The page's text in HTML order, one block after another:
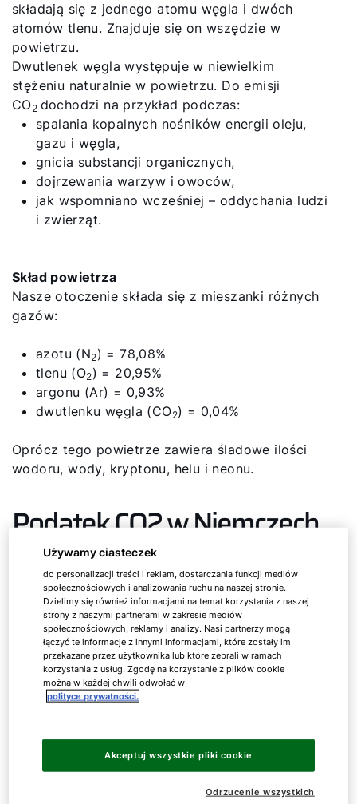
składają się z jednego atomu węgla i dwóch
atomów tlenu. Znajduje się on wszędzie w
powietrzu.
Dwutlenek węgla występuje w niewielkim
stężeniu naturalnie w powietrzu. Do emisji
CO2 dochodzi na przykład podczas:
spalania kopalnych nośników energii oleju,
gazu i węgla,
gnicia substancji organicznych,
dojrzewania warzyw i owoców,
jak wspomniano wcześniej – oddychania ludzi
i zwierząt.
Skład powietrza
Nasze otoczenie składa się z mieszanki różnych
gazów:
azotu (N2) = 78,08%
tlenu (O2) = 20,95%
argonu (Ar) = 0,93%
dwutlenku węgla (CO2) = 0,04%
Oprócz tego powietrze zawiera śladowe ilości
wodoru, wody, kryptonu, helu i neonu.
Podatek CO2 w Niemczech,
a sytuacja w Polsce
Co to oznacza dla użytkowników?
Zastanawiasz się, na czym polega podatek od
emisji CO2, który obowiązuje w Niemczech od
stycznia 2021? Jest to środek mający na celu
znaczne zmniejszenie emisji CO
Podatek jest płacony przez podmioty zajmujące
się obrotem surowcami. Konsumenci ponoszą
poprzez ceny oleju
Używamy ciasteczek
do personalizacji treści i reklam, dostarczania funkcji mediów
społecznościowych i analizowania ruchu na naszej stronie.
Dzielimy się również informacjami na temat korzystania z naszej
strony z naszymi partnerami w zakresie mediów
społecznościowych, reklamy i analizy. Nasi partnerzy mogą
łączyć te informacje z innymi informacjami, które zostały im
przekazane przez użytkownika lub które zebrali w ramach
korzystania z usług. Zgodę na korzystanie z plików cookie
można w każdej chwili odwołać w
polityce prywatności.
Odrzucenie wszystkich
Akceptuj wszystkie pliki cookie